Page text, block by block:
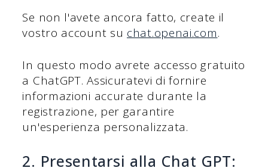
Se non l'avete ancora fatto, create il
vostro account su chat.openai.com.
In questo modo avrete accesso gratuito
a ChatGPT. Assicuratevi di fornire
informazioni accurate durante la
registrazione, per garantire
un'esperienza personalizzata.
2. Presentarsi alla Chat GPT: